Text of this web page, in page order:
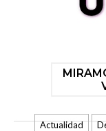
Actualidad